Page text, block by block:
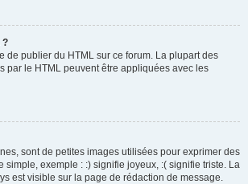
?
de publier du HTML sur ce forum. La plupart des
par le HTML peuvent être appliquées avec les
sont de petites images utilisées pour exprimer des
simple, exemple : :) signifie joyeux, :( signifie triste. La
est visible sur la page de rédaction de message.